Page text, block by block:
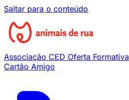
Saltar para o conteúdo
Associação CED Oferta Formativa
Cartão Amigo